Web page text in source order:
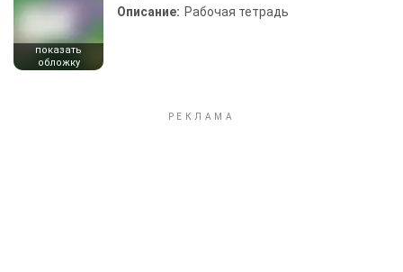
показать
обложку
Описание: Рабочая тетрадь